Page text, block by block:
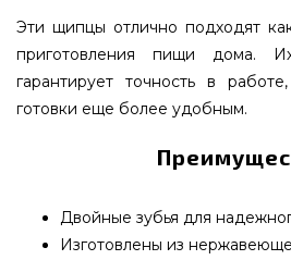
Эти щипцы отлично подходят
приготовления пищи дома.
гарантирует точность в
готовки еще более удобным.
Двойные зубья для
Изготовлены из